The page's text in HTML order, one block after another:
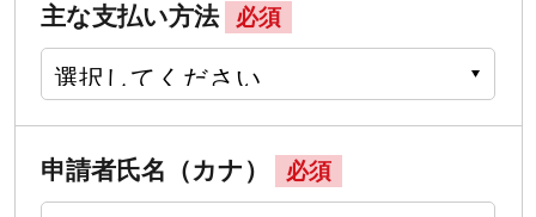
主な支払い方法 必須
申請者氏名（カナ） 必須